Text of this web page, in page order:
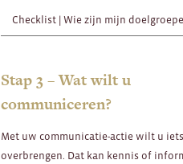
Checklist | Wie zijn mijn
Stap 3 – Wat wilt u
communiceren?
Met uw communicatie-actie wilt u
overbrengen. Dat kan kennis of